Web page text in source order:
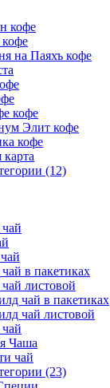
кофе
на Паяхъ кофе
кофе
Элит кофе
кофе
карта
(12)
в пакетиках
листовой
чай в пакетиках
чай листовой
Чаша
чай
(23)